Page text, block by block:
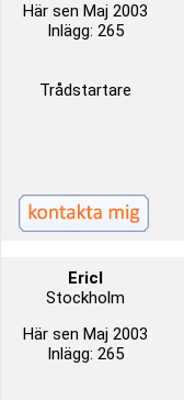
Här sen Maj 2003
Inlägg: 265
Trådstartare
Ericl
Stockholm
Här sen Maj 2003
Inlägg: 265